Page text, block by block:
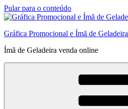
Pular para o conteúdo
Gráfica Promocional e Ímã de Geladeira
Ímã de Geladeira venda online